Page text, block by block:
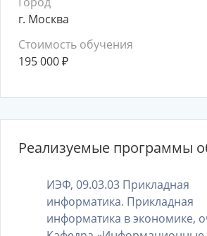
г. Москва
Стоимость обучения
195 000₽
Реализуемые программы
ИЭФ, 09.03.03 Прикладная
информатика. Прикладная
информатика в экономике,